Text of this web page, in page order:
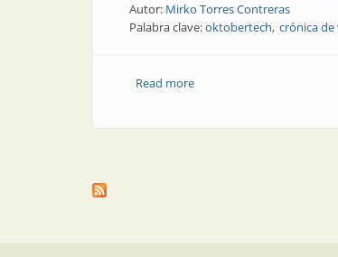
Autor: Mirko Torres Contreras
Palabra clave:oktobertech crónica de
Read moreabout Una semana laboral